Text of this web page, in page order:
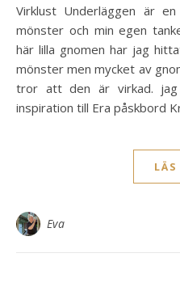
Virklust Underläggen är
mönster och min egen
här lilla gnomen har jag
mönster men mycket av
tror att den är virkad.
inspiration till Era påskbord
LÄS
Eva